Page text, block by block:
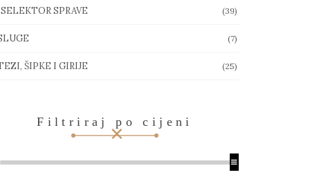
SELEKTOR SPRAVE (39)
(7)
ŠIPKE I GIRIJE (25)
Filtriraj po cijeni